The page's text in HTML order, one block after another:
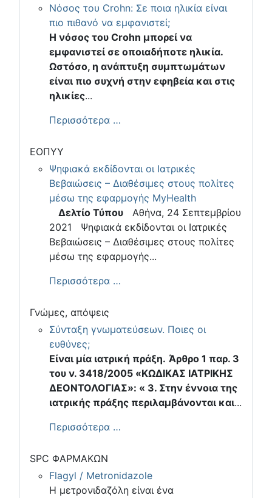
Νόσος του Crohn: Σε ποια ηλικία είναι
πιο πιθανό να εμφανιστεί;
Η νόσος του Crohn μπορεί να
εμφανιστεί σε οποιαδήποτε ηλικία.
Ωστόσο, η ανάπτυξη συμπτωμάτων
είναι πιο συχνή στην εφηβεία και στις
ηλικίες...
Περισσότερα …
ΕΟΠΥΥ
Ψηφιακά εκδίδονται οι Ιατρικές
Βεβαιώσεις – Διαθέσιμες στους πολίτες
μέσω της εφαρμογής MyHealth
Δελτίο Τύπου Αθήνα, 24 Σεπτεμβρίου
2021 Ψηφιακά εκδίδονται οι Ιατρικές
Βεβαιώσεις – Διαθέσιμες στους πολίτες
μέσω της εφαρμογής...
Περισσότερα …
Γνώμες, απόψεις
Σύνταξη γνωματεύσεων. Ποιες οι
ευθύνες;
Είναι μία ιατρική πράξη. Άρθρο 1 παρ. 3
του ν. 3418/2005 «ΚΩΔΙΚΑΣ ΙΑΤΡΙΚΗΣ
ΔΕΟΝΤΟΛΟΓΙΑΣ»: « 3. Στην έννοια της
ιατρικής πράξης περιλαμβάνονται και...
Περισσότερα …
SPC ΦΑΡΜΑΚΩΝ
Flagyl / Metronidazole
Η μετρονιδαζόλη είναι ένα